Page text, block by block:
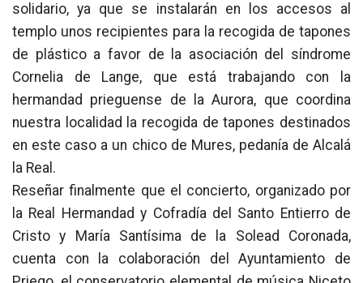
solidario, ya que se instalarán en los accesos al
templo unos recipientes para la recogida de tapones
de plástico a favor de la asociación del síndrome
Cornelia de Lange, que está trabajando con la
hermandad prieguense de la Aurora, que coordina
nuestra localidad la recogida de tapones destinados
en este caso a un chico de Mures, pedanía de Alcalá
la Real.
Reseñar finalmente que el concierto, organizado por
la Real Hermandad y Cofradía del Santo Entierro de
Cristo y María Santísima de la Solead Coronada,
cuenta con la colaboración del Ayuntamiento de